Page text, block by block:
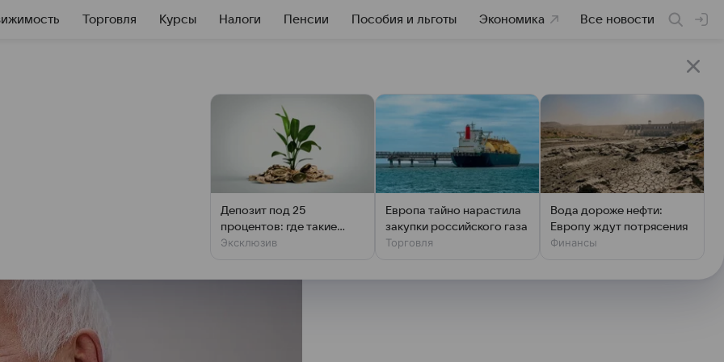
Торговля Курсы Налоги Пенсии Пособия и льготы Экономика Все новости
сдерживания
высокая ставка и
Депозит под 25
процентов: где такие
ставки
Эксклюзив
Европа тайно нарастила
закупки российского газа
Торговля
Вода дороже нефти:
Европу ждут потрясения
Финансы